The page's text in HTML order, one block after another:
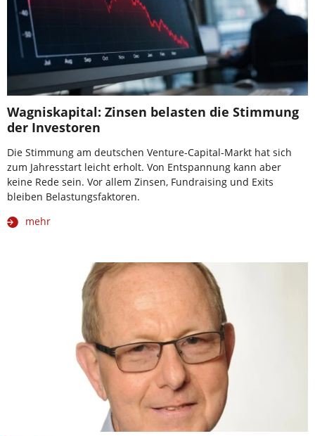
Wagniskapital: Zinsen belasten die Stimmung
der Investoren
Die Stimmung am deutschen Venture-Capital-Markt hat sich
zum Jahresstart leicht erholt. Von Entspannung kann aber
keine Rede sein. Vor allem Zinsen, Fundraising und Exits
bleiben Belastungsfaktoren.
mehr